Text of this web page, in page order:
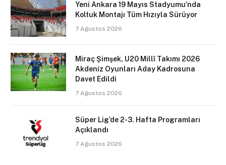
Yeni Ankara 19 Mayıs Stadyumu’nda
Koltuk Montajı Tüm Hızıyla Sürüyor
7 Ağustos 2026
Miraç Şimşek, U20 Millî Takımı 2026
Akdeniz Oyunları Aday Kadrosuna
Davet Edildi
7 Ağustos 2026
Süper Lig’de 2-3. Hafta Programları
Açıklandı
7 Ağustos 2026